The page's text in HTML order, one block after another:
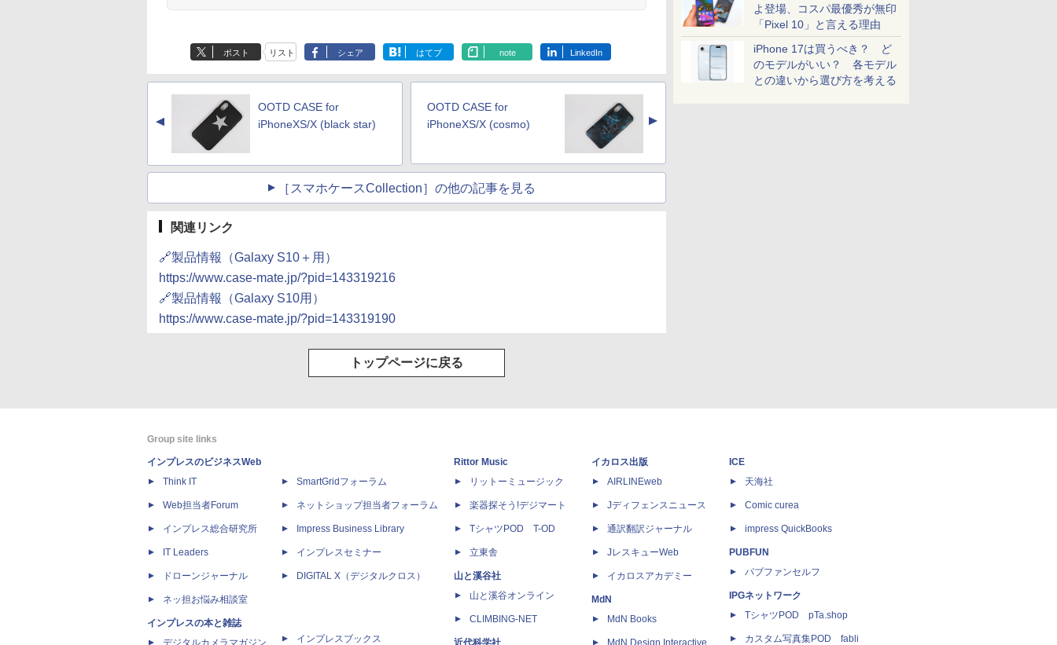
よ登場、コスパ最優秀が無印
「Pixel 10」と言える理由
iPhone 17は買うべき？ ど
のモデルがいい？ 各モデル
との違いから選び方を考える
ポスト リスト シェア はてブ note LinkedIn
▲
OOTD CASE for
iPhoneXS/X (black star)
OOTD CASE for
iPhoneXS/X (cosmo)
▲
［スマホケースCollection］の他の記事を見る
関連リンク
🔗製品情報（Galaxy S10＋用）
https://www.case-mate.jp/?pid=143319216
🔗製品情報（Galaxy S10用）
https://www.case-mate.jp/?pid=143319190
トップページに戻る
Group site links
インプレスのビジネスWeb
Think IT
Web担当者Forum
インプレス総合研究所
IT Leaders
ドローンジャーナル
ネッ担お悩み相談室
インプレスの本と雑誌
デジタルカメラマガジン
SmartGridフォーラム
ネットショップ担当者フォーラム
Impress Business Library
インプレスセミナー
DIGITAL X（デジタルクロス）
インプレスブックス
Rittor Music
リットーミュージック
楽器探そう!デジマート
TシャツPOD T-OD
立東舎
山と溪谷社
山と溪谷オンライン
CLIMBING-NET
近代科学社
イカロス出版
AIRLINEweb
Jディフェンスニュース
通訳翻訳ジャーナル
JレスキューWeb
イカロスアカデミー
MdN
MdN Books
MdN Design Interactive
ICE
天海社
Comic curea
impress QuickBooks
PUBFUN
パブファンセルフ
IPGネットワーク
TシャツPOD pTa.shop
カスタム写真集POD fabli